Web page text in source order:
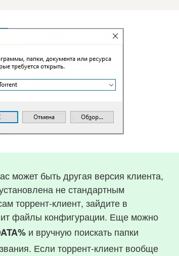
может быть другая версия клиента,
не стандартным
торрент-клиент, зайдите в
файлы конфигурации. Еще можно
и вручную поискать папки
Если торрент-клиент вообще